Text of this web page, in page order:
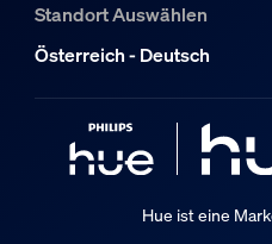
Zusatzfunktion/
Dimmbar mit Hue App und
LED integriert
Standort Auswählen
Österreich - Deutsch
Hue ist eine